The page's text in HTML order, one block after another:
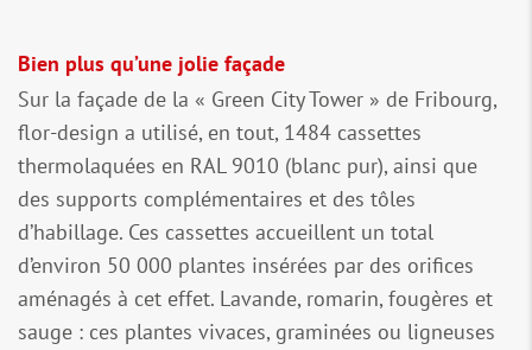
Bien plus qu’une jolie façade
Sur la façade de la « Green City Tower » de Fribourg,
flor-design a utilisé, en tout, 1484 cassettes
thermolaquées en RAL 9010 (blanc pur), ainsi que
des supports complémentaires et des tôles
d’habillage. Ces cassettes accueillent un total
d’environ 50 000 plantes insérées par des orifices
aménagés à cet effet. Lavande, romarin, fougères et
sauge : ces plantes vivaces, graminées ou ligneuses